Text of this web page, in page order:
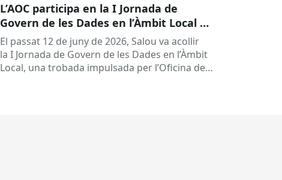
L’AOC participa en la I Jornada de
Govern de les Dades en l’Àmbit Local a
Salou
El passat 12 de juny de 2026, Salou va acollir
la I Jornada de Govern de les Dades en l’Àmbit
Local, una trobada impulsada per l’Oficina de